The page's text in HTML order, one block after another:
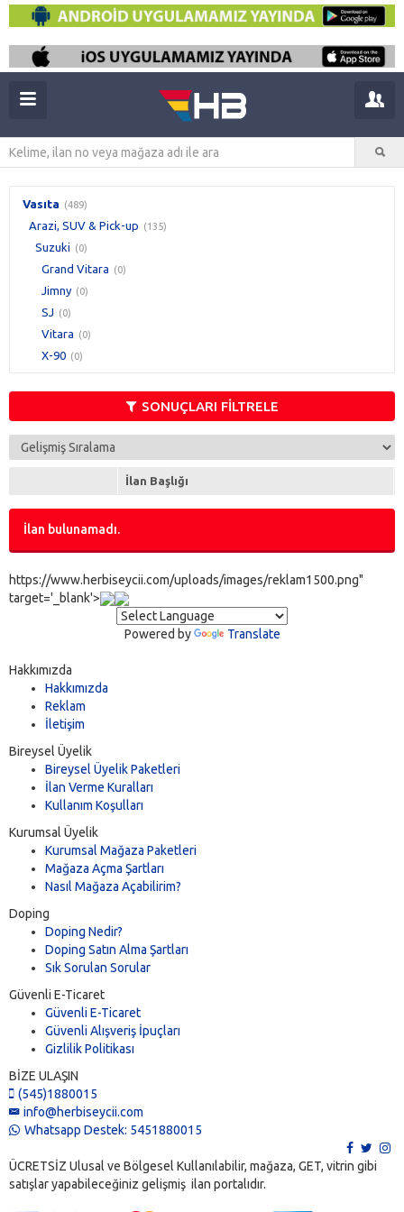
Vasıta (489)
Arazi, SUV & Pick-up (135)
Suzuki (0)
Grand Vitara (0)
Jimny (0)
SJ (0)
Vitara (0)
X-90 (0)
SONUÇLARI FİLTRELE
İlan Başlığı
İlan bulunamadı.
https://www.herbiseycii.com/uploads/images/reklam1500.png"
target='_blank'>
Powered by Translate
Hakkımızda
Hakkımızda
Reklam
İletişim
Bireysel Üyelik
Bireysel Üyelik Paketleri
İlan Verme Kuralları
Kullanım Koşulları
Kurumsal Üyelik
Kurumsal Mağaza Paketleri
Mağaza Açma Şartları
Nasıl Mağaza Açabilirim?
Doping
Doping Nedir?
Doping Satın Alma Şartları
Sık Sorulan Sorular
Güvenli E-Ticaret
Güvenli E-Ticaret
Güvenli Alışveriş İpuçları
Gizlilik Politikası
BİZE ULAŞIN
(545)1880015
info@herbiseycii.com
Whatsapp Destek: 5451880015
ÜCRETSİZ Ulusal ve Bölgesel Kullanılabilir, mağaza, GET, vitrin gibi
satışlar yapabileceğiniz gelişmiş ilan portalıdır.